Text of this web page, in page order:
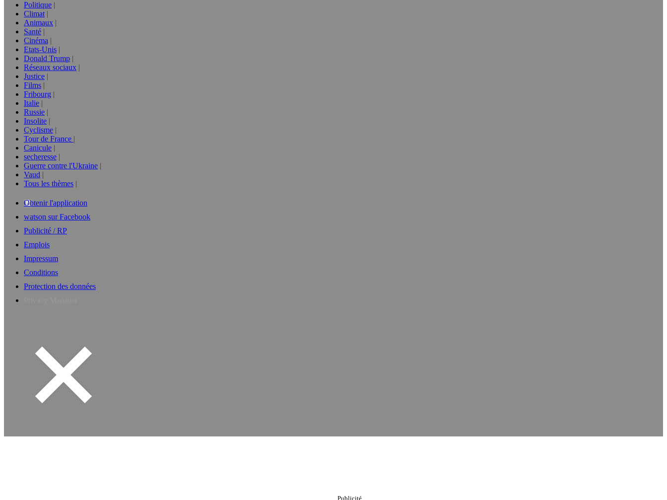
Politique
Climat
Animaux
Santé
Cinéma
Etats-Unis
Donald Trump
Réseaux sociaux
Justice
Films
Fribourg
Italie
Russie
Insolite
Cyclisme
Tour de France
Canicule
secheresse
Guerre contre l'Ukraine
Vaud
Tous les thèmes
Obtenir l'application
watson sur Facebook
Publicité / RP
Emplois
Impressum
Conditions
Protection des données